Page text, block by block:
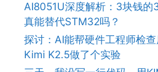
AI8051U深度解析：3块钱的
真能替代STM32吗？
探讨：AI能帮硬件工程师检
Kimi K2.5做了个实验